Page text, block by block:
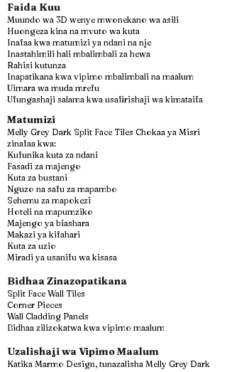
Faida Kuu
Muundo wa 3D wenye mwonekano wa asili
Huongeza kina na mvuto wa kuta
Inafaa kwa matumizi ya ndani na nje
Inastahimili hali mbalimbali za hewa
Rahisi kutunza
Inapatikana kwa vipimo mbalimbali na maalum
Uimara wa muda mrefu
Ufungashaji salama kwa usafirishaji wa kimataifa
Matumizi
Melly Grey Dark Split Face Tiles Chokaa ya Misri
zinafaa kwa:
Kufunika kuta za ndani
Fasadi za majengo
Kuta za bustani
Nguzo na safu za mapambo
Sehemu za mapokezi
Hoteli na mapumziko
Majengo ya biashara
Makazi ya kifahari
Kuta za uzio
Miradi ya usanifu wa kisasa
Bidhaa Zinazopatikana
Split Face Wall Tiles
Corner Pieces
Wall Cladding Panels
Bidhaa zilizokatwa kwa vipimo maalum
Uzalishaji wa Vipimo Maalum
Katika Marmo Design, tunazalisha Melly Grey Dark